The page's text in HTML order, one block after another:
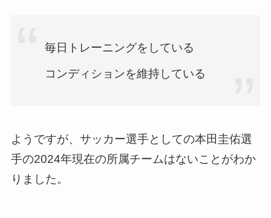
毎日トレーニングをしている
コンディションを維持している
ようですが、サッカー選手としての本田圭佑選
手の2024年現在の所属チームはないことがわか
りました。